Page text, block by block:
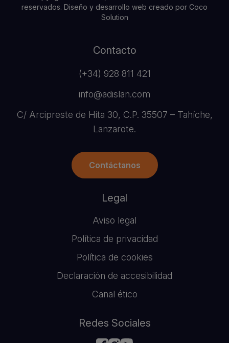
reservados. Diseño y desarrollo web creado por Coco
Solution
Contacto
(+34) 928 811 421
info@adislan.com
C/ Arcipreste de Hita 30, C.P. 35507 – Tahíche,
Lanzarote.
Contáctanos
Legal
Aviso legal
Política de privacidad
Política de cookies
Declaración de accesibilidad
Canal ético
Redes Sociales